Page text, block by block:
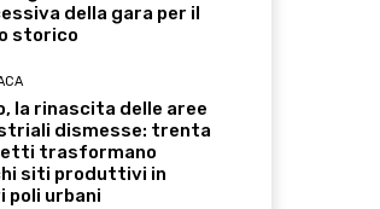
della gara per il
storico
la rinascita delle aree
dismesse: trenta
trasformano
siti produttivi in
poli urbani